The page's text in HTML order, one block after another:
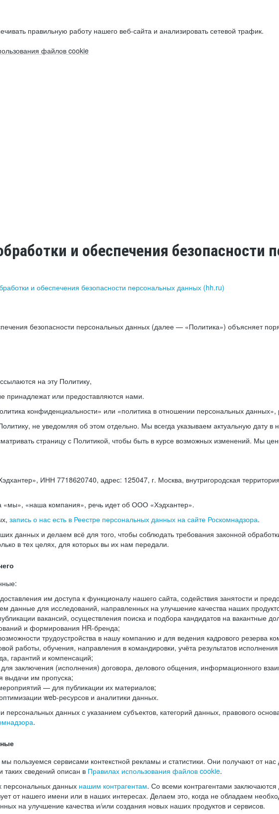
правильную работу нашего веб-сайта и анализировать сетевой трафик.
файлов cookie
и обеспечения безопасности
и обеспечения безопасности персональных данных (hh.ru)
безопасности персональных данных (далее — «Политика») объясняет
на эту Политику,
принадлежат или предоставляются нами.
конфиденциальности» или «политика в отношении персональных данных»,
не уведомляя об этом отдельно. Мы всегда указываем актуальную дату в
страницу с Политикой, чтобы быть в курсе возможных изменений. Мы
ИНН 7718620740, адрес: 125047, г. Москва, внутригородская
«мы», «наша компания», речь идет об ООО «Хэдхантер».
запись о нас есть в Реестре персональных данных на сайте Роскомнадзора.
данных и делаем всё для того, чтобы соблюдать требования законной
в тех целях, для которых вы их нам передали.
им доступа к функционалу нашего сайта, содействия занятости и
данные для исследований, направленных на улучшение качества наших
вакансий, осуществления поиска и подбора кандидатов на вакантные
и формирования HR-бренда;
трудоустройства в нашу компанию и для ведения кадрового резерва
работы, обучения, направления в командировки, учёта результатов
гарантий и компенсаций;
заключения (исполнения) договора, делового общения, информационного
выдачи им пропуска;
— для публикации их материалов;
web-ресурсов и аналитики данных.
данных с указанием субъектов, категорий данных, правового
.
пользуемся сервисами контекстной рекламы и статистики. Они получают от
таких сведений описан в Правилах использования файлов cookie.
данных нашим контрагентам. Со всеми контрагентами
от нашего имени или в наших интересах. Делаем это, когда не обладаем
на улучшение качества и/или создания новых наших продуктов и сервисов.